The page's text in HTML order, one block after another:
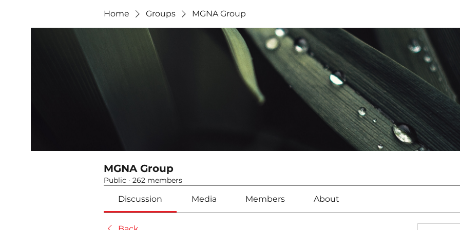
Home Groups MGNA Group
MGNA Group
Public · 262 members
Discussion Media Members About